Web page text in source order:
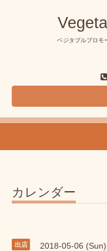
ベジタブルプロ
カレンダー
出店 2018-05-06 (Sun)